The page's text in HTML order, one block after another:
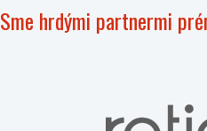
Sme hrdými partnermi